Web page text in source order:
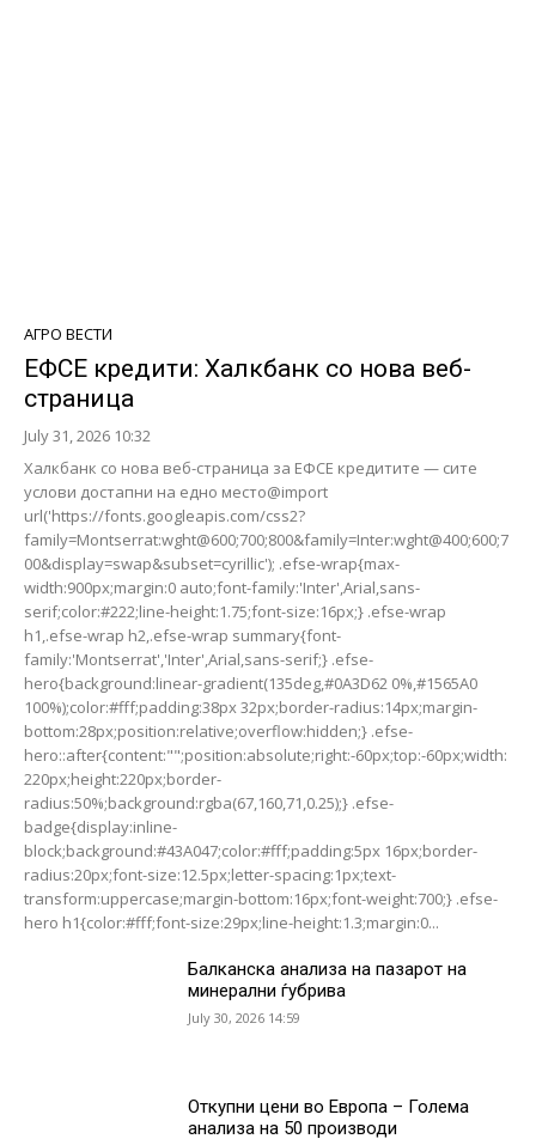
АГРО ВЕСТИ
ЕФСЕ кредити: Халкбанк со нова веб-
страница
July 31, 2026 10:32
Халкбанк со нова веб-страница за ЕФСЕ кредитите — сите
услови достапни на едно место@import
url('https://fonts.googleapis.com/css2?
family=Montserrat:wght@600;700;800&family=Inter:wght@400;600;7
00&display=swap&subset=cyrillic'); .efse-wrap{max-
width:900px;margin:0 auto;font-family:'Inter',Arial,sans-
serif;color:#222;line-height:1.75;font-size:16px;} .efse-wrap
h1,.efse-wrap h2,.efse-wrap summary{font-
family:'Montserrat','Inter',Arial,sans-serif;} .efse-
hero{background:linear-gradient(135deg,#0A3D62 0%,#1565A0
100%);color:#fff;padding:38px 32px;border-radius:14px;margin-
bottom:28px;position:relative;overflow:hidden;} .efse-
hero::after{content:"";position:absolute;right:-60px;top:-60px;width:
220px;height:220px;border-
radius:50%;background:rgba(67,160,71,0.25);} .efse-
badge{display:inline-
block;background:#43A047;color:#fff;padding:5px 16px;border-
radius:20px;font-size:12.5px;letter-spacing:1px;text-
transform:uppercase;margin-bottom:16px;font-weight:700;} .efse-
hero h1{color:#fff;font-size:29px;line-height:1.3;margin:0...
Балканска анализа на пазарот на
минерални ѓубрива
July 30, 2026 14:59
Откупни цени во Европа – Голема
анализа на 50 производи